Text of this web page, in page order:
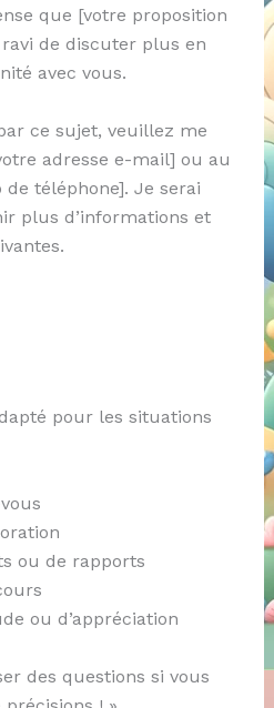
que [votre proposition
de discuter plus en
avec vous.
ce sujet, veuillez me
adresse e-mail] ou au
téléphone]. Je serai
plus d’informations et
pour les situations
ou de rapports
ou d’appréciation
des questions si vous